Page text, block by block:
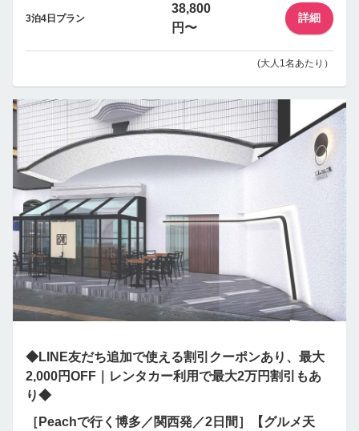
3泊4日プラン
38,800
円〜
詳細
(大人1名あたり）
◆LINE友だち追加で使える割引クーポンあり、最大
2,000円OFF｜レンタカー利用で最大2万円割引もあ
り◆
［Peachで行く博多／関西発／2日間］【グルメ天